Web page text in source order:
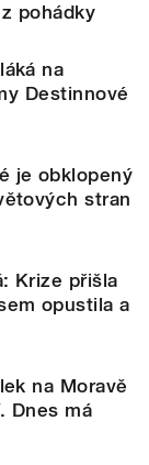
pohádky
na
Destinnové
je obklopený
stran
Krize přišla
opustila a
na Moravě
Dnes má